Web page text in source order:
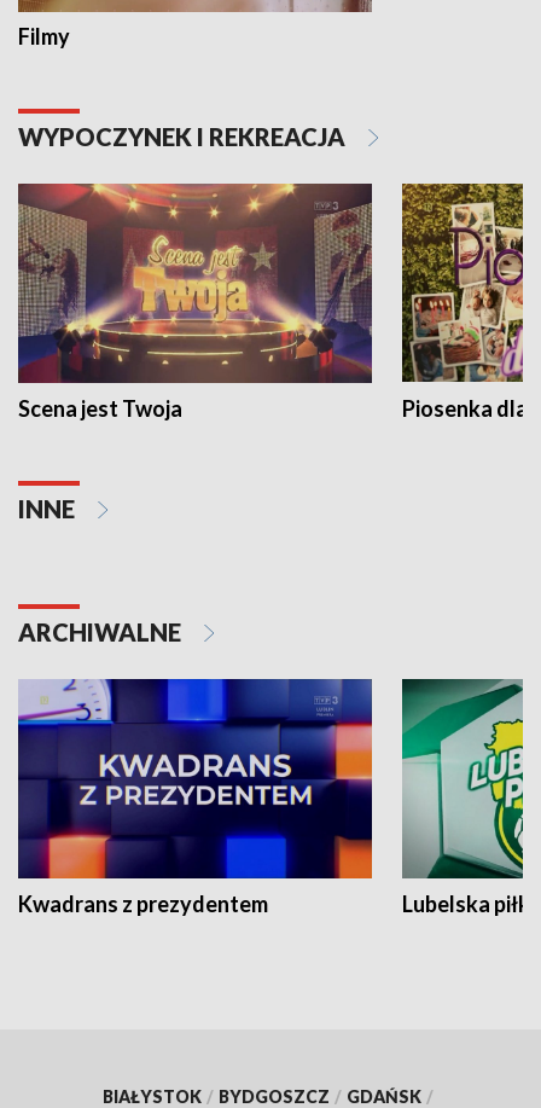
Filmy
WYPOCZYNEK I REKREACJA
Scena jest Twoja Piosenka dla
INNE
ARCHIWALNE
Kwadrans z prezydentem Lubelska piłka
BIAŁYSTOK / BYDGOSZCZ / GDAŃSK /